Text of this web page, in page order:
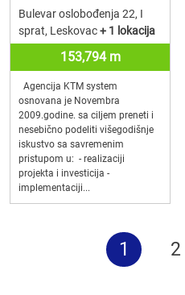
Bulevar oslobođenja 22, I
sprat, Leskovac+ 1 lokacija
153,794 m
Agencija KTM system
osnovana je Novembra
2009.godine. sa ciljem preneti i
nesebično podeliti višegodišnje
iskustvo sa savremenim
pristupom u: - realizaciji
projekta i investicija -
implementaciji...
1 2